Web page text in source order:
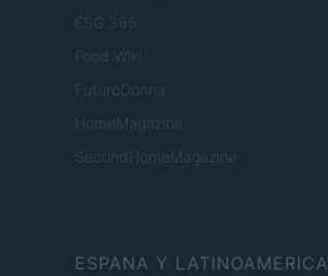
ESG 365
Food Wiki
FuturoDonna
HomeMagazine
SecondHomeMagazine
ESPANA Y LATINOAMERICA